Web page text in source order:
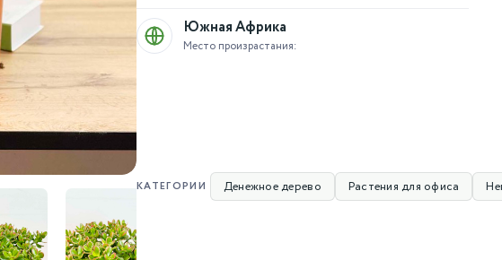
Место произрастания:
Южная Африка
КАТЕГОРИИ Денежное дерево Растения для офиса